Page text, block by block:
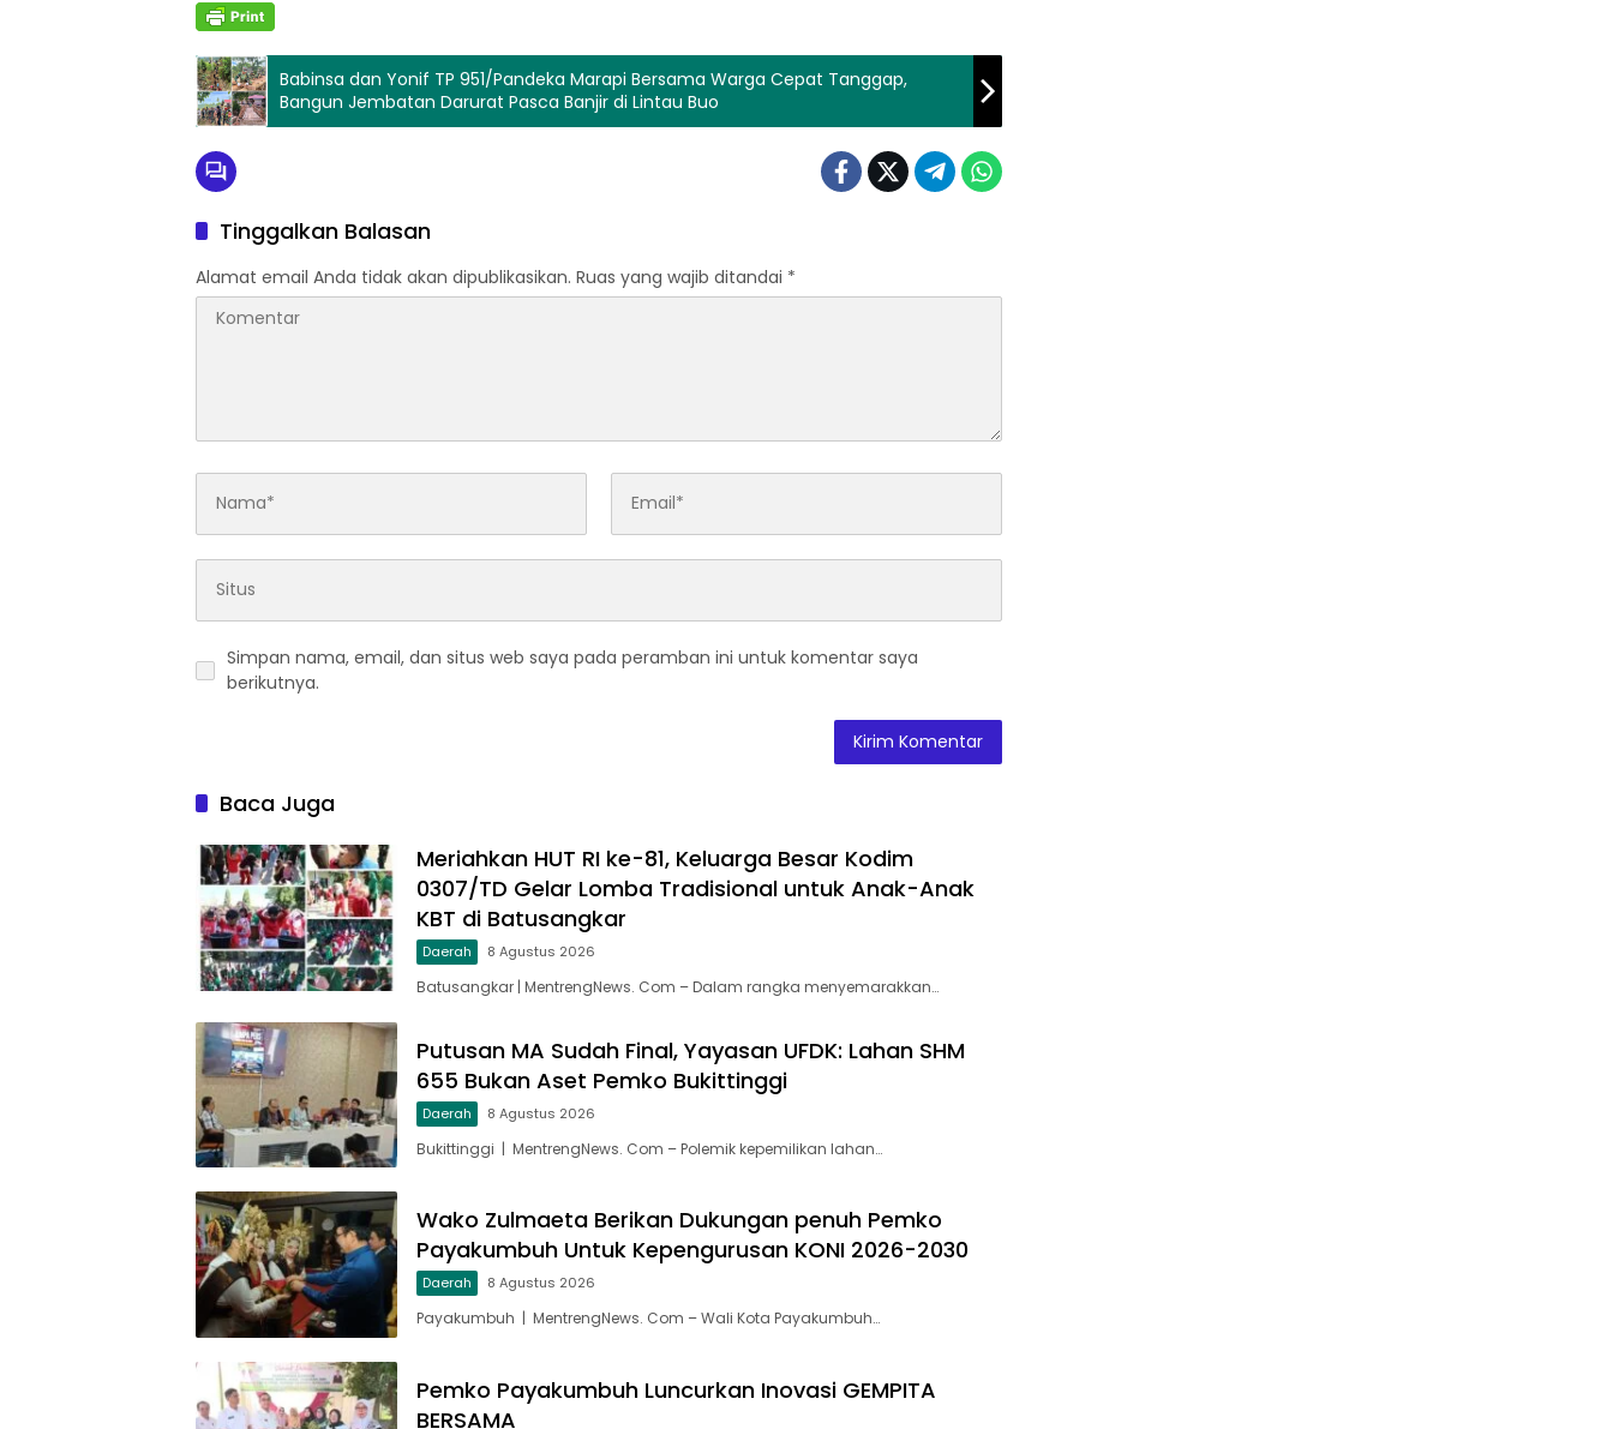
Babinsa dan Yonif TP 951/Pandeka Marapi Bersama Warga Cepat Tanggap,
Bangun Jembatan Darurat Pasca Banjir di Lintau Buo
Tinggalkan Balasan
Alamat email Anda tidak akan dipublikasikan. Ruas yang wajib ditandai *
Simpan nama, email, dan situs web saya pada peramban ini untuk komentar saya
berikutnya.
Baca Juga
Meriahkan HUT RI ke-81, Keluarga Besar Kodim
0307/TD Gelar Lomba Tradisional untuk Anak-Anak
KBT di Batusangkar
Daerah 8 Agustus 2026
Batusangkar | MentrengNews. Com – Dalam rangka menyemarakkan…
Putusan MA Sudah Final, Yayasan UFDK: Lahan SHM
655 Bukan Aset Pemko Bukittinggi
Daerah 8 Agustus 2026
Bukittinggi | MentrengNews. Com – Polemik kepemilikan lahan…
Wako Zulmaeta Berikan Dukungan penuh Pemko
Payakumbuh Untuk Kepengurusan KONI 2026-2030
Daerah 8 Agustus 2026
Payakumbuh | MentrengNews. Com – Wali Kota Payakumbuh…
Pemko Payakumbuh Luncurkan Inovasi GEMPITA
BERSAMA